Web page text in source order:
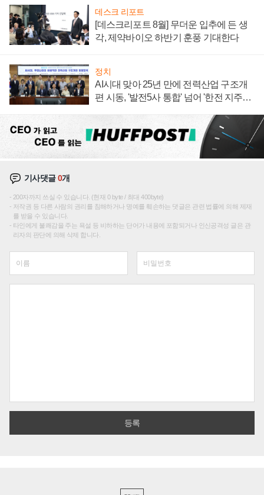
데스크 리포트
[데스크리포트 8월] 무더운 입추에 든 생
각, 제약바이오 하반기 훈풍 기대한다
정치
AI시대 맞아 25년 만에 전력산업 구조개
편 시동, '발전5사 통합' 넘어 '한전 지주사'
기사댓글0개
200자까지 쓰실 수 있습니다. (현재 0 byte / 최대 400byte)
저작권 등 다른 사람의 권리를 침해하거나 명예를 훼손하는 댓글은 관련 법률에 의해 제재
를 받을 수 있습니다.
타인에게 불쾌감을 주는 욕설 등 비하하는 단어가 내용에 포함되거나 인신공격성 글은 관
리자의 판단에 의해 삭제 합니다.